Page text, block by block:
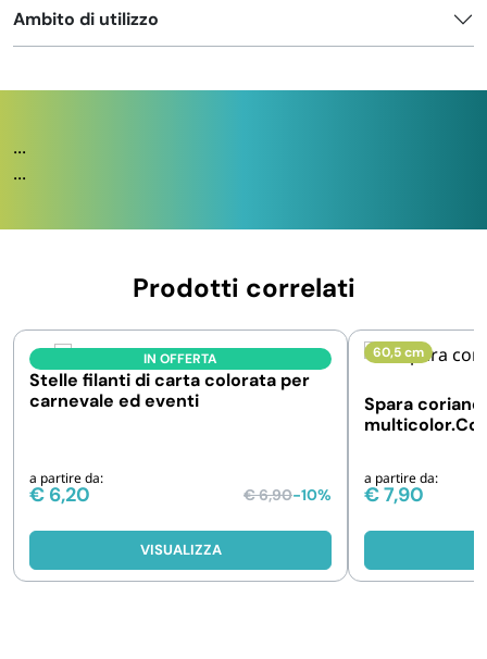
Ambito di utilizzo
...
...
Prodotti correlati
IN OFFERTA
Stelle filanti di carta colorata per
carnevale ed eventi
a partire da:
€ 6,20 €6,90-10%
VISUALIZZA
60,5 cm
Spara
a partire da:
€7,90